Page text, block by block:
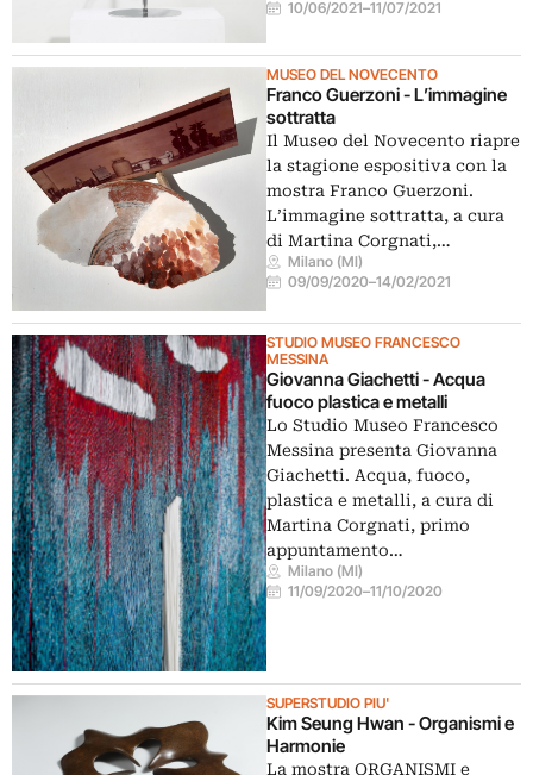
10/06/2021–11/07/2021
MUSEO DEL NOVECENTO
Franco Guerzoni - L’immagine
sottratta
Il Museo del Novecento riapre
la stagione espositiva con la
mostra Franco Guerzoni.
L’immagine sottratta, a cura
di Martina Corgnati,…
Milano (MI)
09/09/2020–14/02/2021
STUDIO MUSEO FRANCESCO
MESSINA
Giovanna Giachetti - Acqua
fuoco plastica e metalli
Lo Studio Museo Francesco
Messina presenta Giovanna
Giachetti. Acqua, fuoco,
plastica e metalli, a cura di
Martina Corgnati, primo
appuntamento…
Milano (MI)
11/09/2020–11/10/2020
SUPERSTUDIO PIU'
Kim Seung Hwan - Organismi e
Harmonie
La mostra ORGANISMI e